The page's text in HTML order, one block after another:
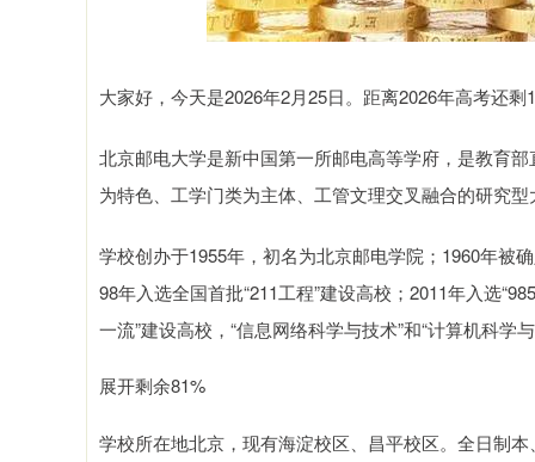
大家好，今天是2026年2月25日。距离2026年高考还
北京邮电大学是新中国第一所邮电高等学府，是教育
为特色、工学门类为主体、工管文理交叉融合的研究
学校创办于1955年，初名为北京邮电学院；1960年被
98年入选全国首批“211工程”建设高校；2011年入选
一流”建设高校，“信息网络科学与技术”和“计算机科
展开剩余81%
学校所在地北京，现有海淀校区、昌平校区。全日制
深证成指 14311.01 200.89